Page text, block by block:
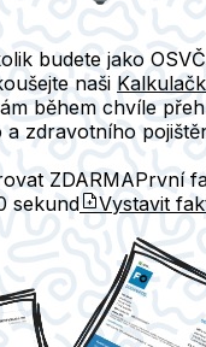
budete jako
naši
během chvíle
a zdravotního
ZDARMAPrvní
sekund Vystavit